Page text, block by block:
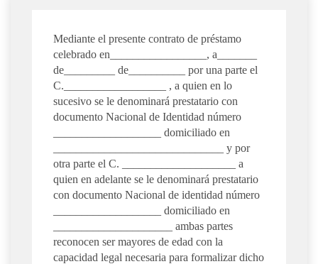
Mediante el presente contrato de préstamo
celebrado en_________________, a_______
de_________ de__________ por una parte el
C.__________________ , a quien en lo
sucesivo se le denominará prestatario con
documento Nacional de Identidad número
___________________ domiciliado en
______________________________ y por
otra parte el C. ____________________ a
quien en adelante se le denominará prestatario
con documento Nacional de identidad número
___________________ domiciliado en
_____________________ ambas partes
reconocen ser mayores de edad con la
capacidad legal necesaria para formalizar dicho